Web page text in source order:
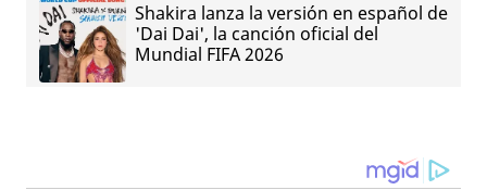
Shakira lanza la versión en español de
'Dai Dai', la canción oficial del
Mundial FIFA 2026